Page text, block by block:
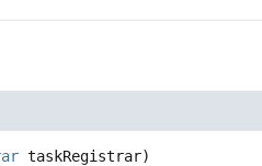
taskRegistrar)